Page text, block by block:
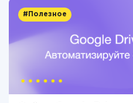
#Полезное